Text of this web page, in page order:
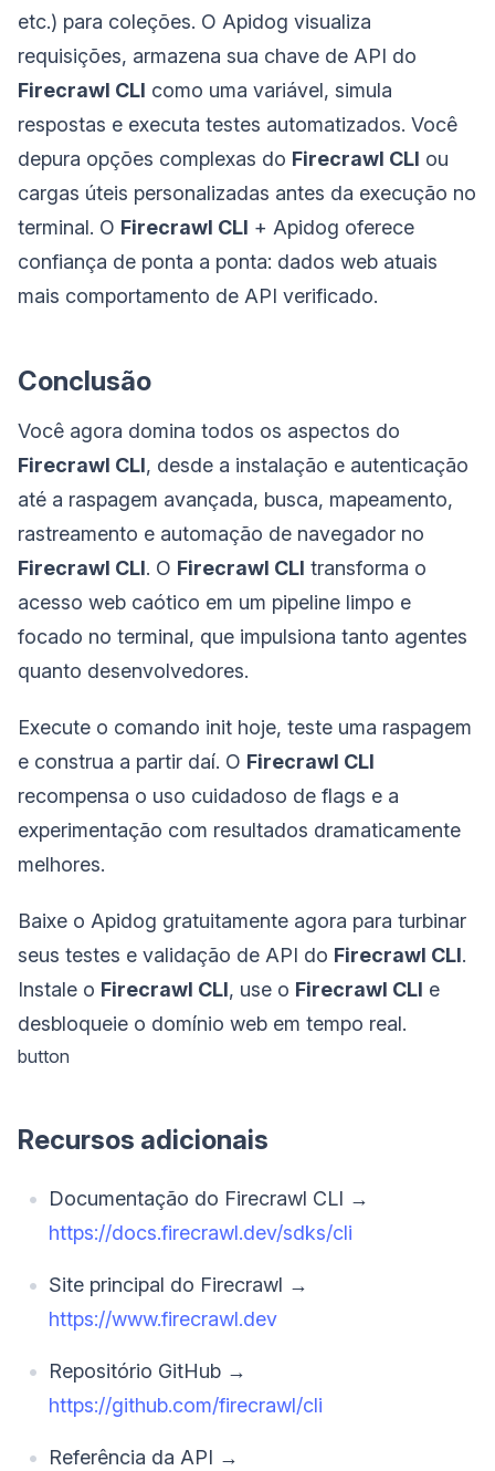
etc.) para coleções. O Apidog visualiza
requisições, armazena sua chave de API do
Firecrawl CLI como uma variável, simula
respostas e executa testes automatizados. Você
depura opções complexas do Firecrawl CLI ou
cargas úteis personalizadas antes da execução no
terminal. O Firecrawl CLI + Apidog oferece
confiança de ponta a ponta: dados web atuais
mais comportamento de API verificado.
Conclusão
Você agora domina todos os aspectos do
Firecrawl CLI, desde a instalação e autenticação
até a raspagem avançada, busca, mapeamento,
rastreamento e automação de navegador no
Firecrawl CLI. O Firecrawl CLI transforma o
acesso web caótico em um pipeline limpo e
focado no terminal, que impulsiona tanto agentes
quanto desenvolvedores.
Execute o comando init hoje, teste uma raspagem
e construa a partir daí. O Firecrawl CLI
recompensa o uso cuidadoso de flags e a
experimentação com resultados dramaticamente
melhores.
Baixe o Apidog gratuitamente agora para turbinar
seus testes e validação de API do Firecrawl CLI.
Instale o Firecrawl CLI, use o Firecrawl CLI e
desbloqueie o domínio web em tempo real.
button
Recursos adicionais
Documentação do Firecrawl CLI →
https://docs.firecrawl.dev/sdks/cli
Site principal do Firecrawl →
https://www.firecrawl.dev
Repositório GitHub →
https://github.com/firecrawl/cli
Referência da API →